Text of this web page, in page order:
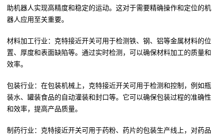
助机器人实现高精度和稳定的运动。这对于需要精确操作和定位的机
器人应用至关重要。
材料加工行业：克特接近开关可用于检测铁、钢、铝等金属材料的位
置、厚度和表面缺陷等。通过实时检测，可以确保材料加工的质量和
效率。
包装行业：在包装机械上，克特接近开关可用于检测和控制，例如瓶
装水、罐装食品的自动灌装和封口等。它可以确保包装过程的准确性
和效率，提高产品质量。
制药行业：克特接近开关可用于药粉、药片的包装生产线上，对药品